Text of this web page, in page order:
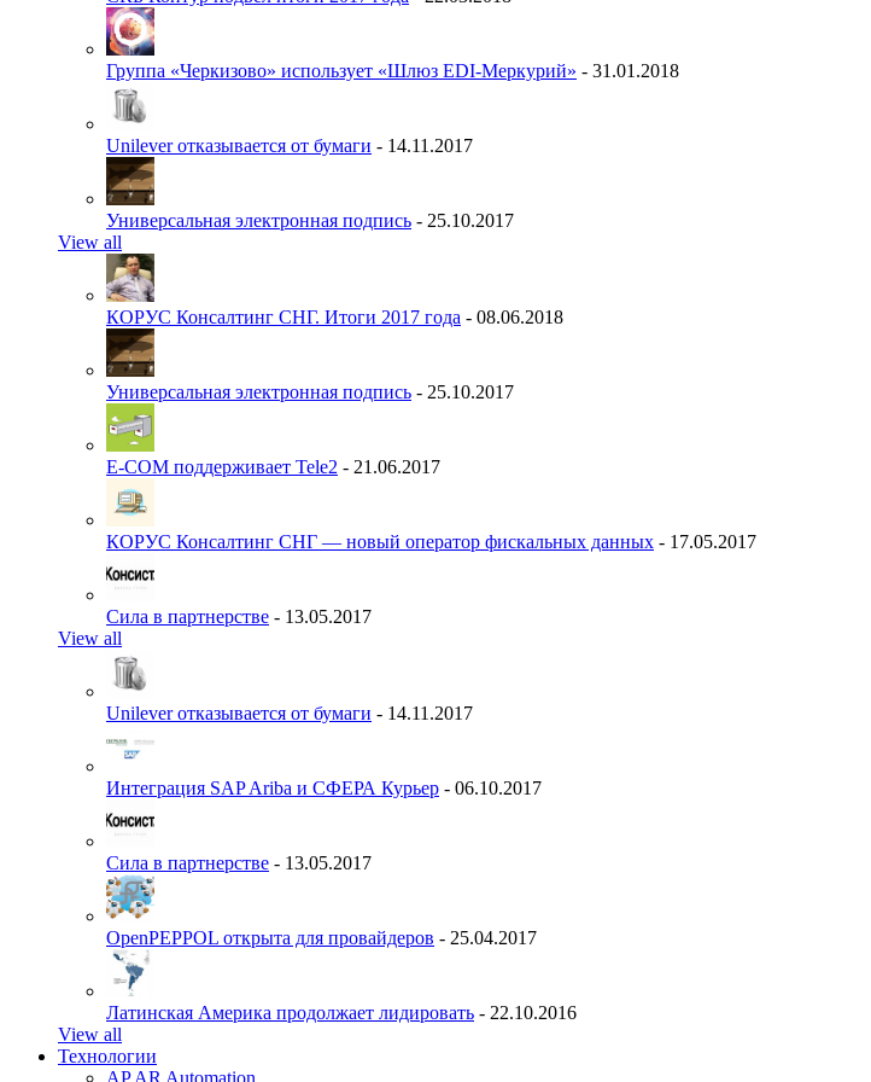
Группа «Черкизово» использует «Шлюз EDI-Меркурий» - 31.01.2018
Unilever отказывается от бумаги - 14.11.2017
Универсальная электронная подпись - 25.10.2017
View all
КОРУС Консалтинг СНГ. Итоги 2017 года - 08.06.2018
Универсальная электронная подпись - 25.10.2017
E-COM поддерживает Tele2 - 21.06.2017
КОРУС Консалтинг СНГ — новый оператор фискальных данных - 17.05.2017
Сила в партнерстве - 13.05.2017
View all
Unilever отказывается от бумаги - 14.11.2017
Интеграция SAP Ariba и СФЕРА Курьер - 06.10.2017
Сила в партнерстве - 13.05.2017
OpenPEPPOL открыта для провайдеров - 25.04.2017
Латинская Америка продолжает лидировать - 22.10.2016
View all
Технологии